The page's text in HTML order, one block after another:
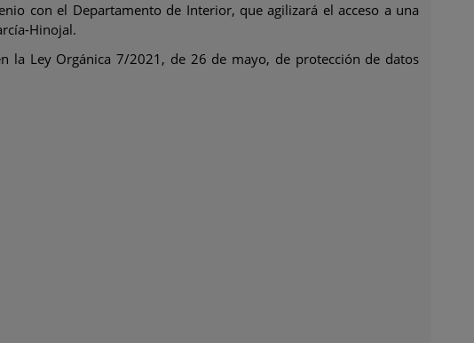
con el Departamento de Interior, que agilizará el acceso a una
Hinojal.
la Ley Orgánica 7/2021, de 26 de mayo, de protección de datos